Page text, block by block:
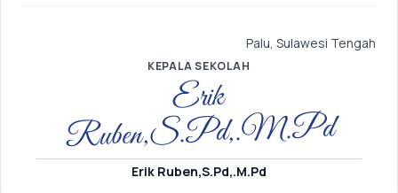
Palu, Sulawesi Tengah
KEPALA SEKOLAH
Erik
Ruben,S.Pd,.M.Pd
Erik Ruben,S.Pd,.M.Pd